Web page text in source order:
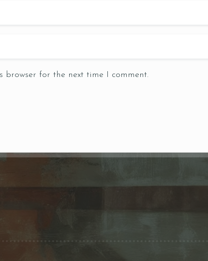
browser for the next time I comment.